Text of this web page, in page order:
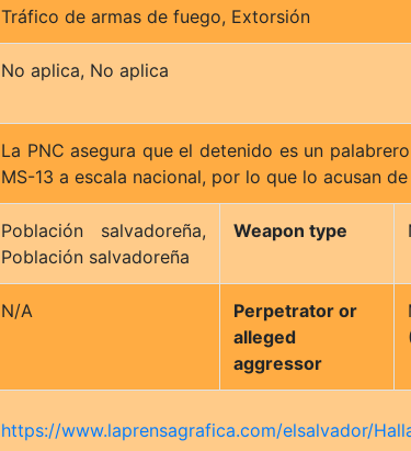
Tráfico de armas de fuego, Extorsión
No aplica, No aplica
La PNC asegura que el detenido es un
MS-13 a escala nacional, por lo que lo acusan
Población salvadoreña,
Población salvadoreña
Weapon type
N/A
Perpetrator or
alleged
aggressor
https://www.laprensagrafica.com/elsalvador/